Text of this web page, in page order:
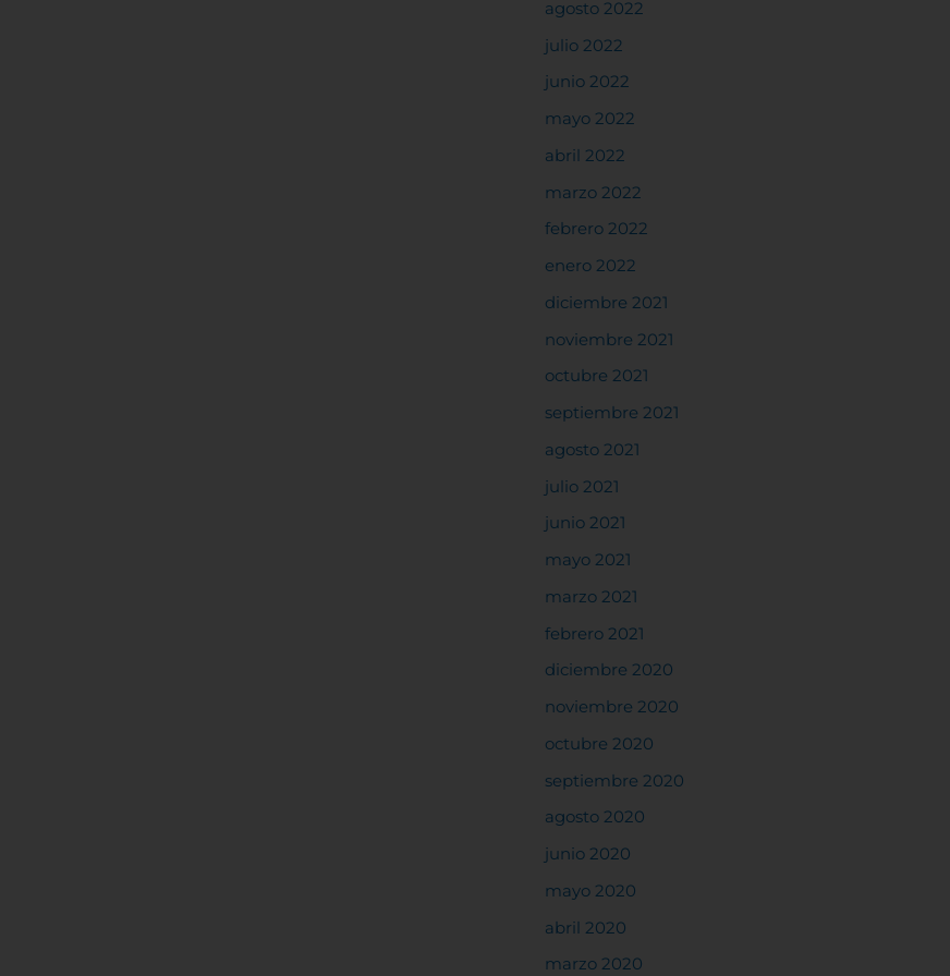
agosto 2022
julio 2022
junio 2022
mayo 2022
abril 2022
marzo 2022
febrero 2022
enero 2022
diciembre 2021
noviembre 2021
octubre 2021
septiembre 2021
agosto 2021
julio 2021
junio 2021
mayo 2021
marzo 2021
febrero 2021
diciembre 2020
noviembre 2020
octubre 2020
septiembre 2020
agosto 2020
junio 2020
mayo 2020
abril 2020
marzo 2020